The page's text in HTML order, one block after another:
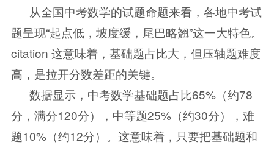
从全国中考数学的试题命题来看，各地中考试
题呈现“起点低，坡度缓，尾巴略翘”这一大特色。
citation 这意味着，基础题占比大，但压轴题难度
高，是拉开分数差距的关键。
数据显示，中考数学基础题占比65%（约78
分，满分120分），中等题25%（约30分），难
题10%（约12分）。这意味着，只要把基础题和